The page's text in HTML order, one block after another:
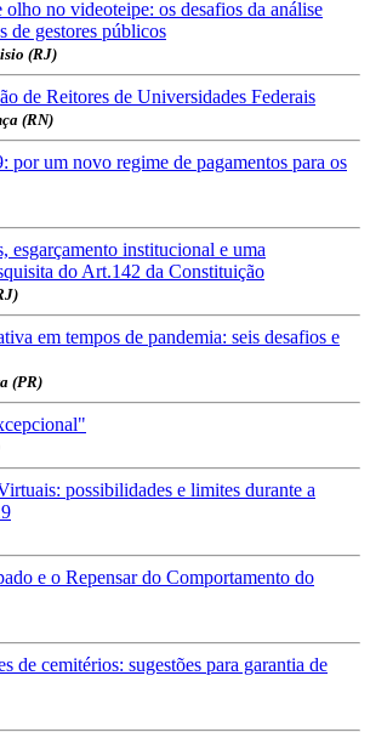
no videoteipe: os desafios da análise
de gestores públicos
(RJ)
de Reitores de Universidades Federais
(RN)
um novo regime de pagamentos para os
esgarçamento institucional e uma
do Art.142 da Constituição
em tempos de pandemia: seis desafios e
(PR)
possibilidades e limites durante a
e o Repensar do Comportamento do
de cemitérios: sugestões para garantia de